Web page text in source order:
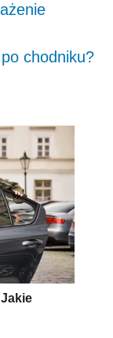
chodniku?